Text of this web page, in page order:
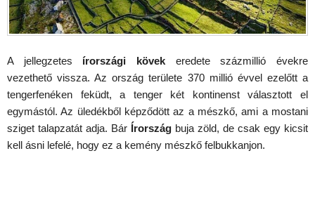
A jellegzetes írországi kövek eredete százmillió évekre
vezethető vissza. Az ország területe 370 millió évvel ezelőtt a
tengerfenéken feküdt, a tenger két kontinenst választott el
egymástól. Az üledékből képződött az a mészkő, ami a mostani
sziget talapzatát adja. Bár Írország buja zöld, de csak egy kicsit
kell ásni lefelé, hogy ez a kemény mészkő felbukkanjon.